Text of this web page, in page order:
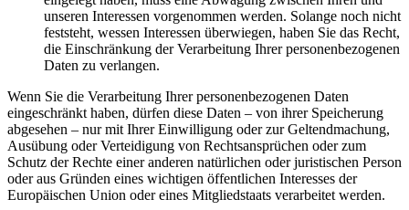
unseren Interessen vorgenommen werden. Solange noch nicht
feststeht, wessen Interessen überwiegen, haben Sie das Recht,
die Einschränkung der Verarbeitung Ihrer personenbezogenen
Daten zu verlangen.
Wenn Sie die Verarbeitung Ihrer personenbezogenen Daten
eingeschränkt haben, dürfen diese Daten – von ihrer Speicherung
abgesehen – nur mit Ihrer Einwilligung oder zur Geltendmachung,
Ausübung oder Verteidigung von Rechtsansprüchen oder zum
Schutz der Rechte einer anderen natürlichen oder juristischen Person
oder aus Gründen eines wichtigen öffentlichen Interesses der
Europäischen Union oder eines Mitgliedstaats verarbeitet werden.